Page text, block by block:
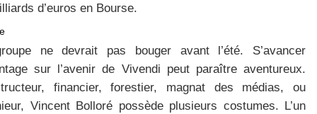
d’euros en Bourse.
ne devrait pas bouger avant l’été. S’avancer
sur l’avenir de Vivendi peut paraître aventureux.
financier, forestier, magnat des médias, ou
Vincent Bolloré possède plusieurs costumes. L’un